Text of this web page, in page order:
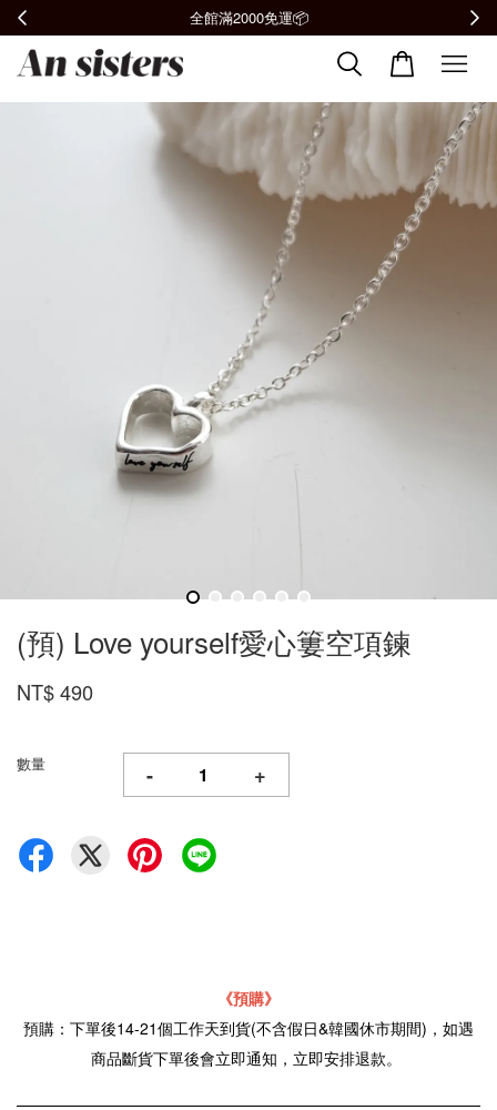
全館滿2000免運📦
(預) Love yourself愛心簍空項鍊
NT$ 490
數量 - +
《預購》
預購：下單後14-21個工作天到貨(不含假日&韓國休市期間)，如遇
商品斷貨下單後會立即通知，立即安排退款。